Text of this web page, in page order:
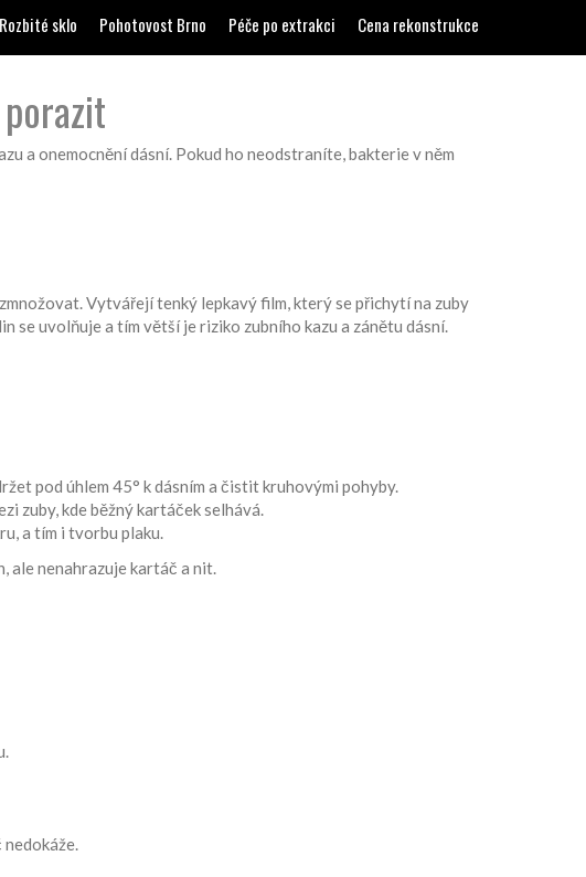
Rozbité sklo Pohotovost Brno Péče po extrakci Cena rekonstrukce
a onemocnění dásní. Pokud ho neodstraníte, bakterie v něm
Vytvářejí tenký lepkavý film, který se přichytí na zuby
se uvolňuje a tím větší je riziko zubního kazu a zánětu dásní.
pod úhlem 45° k dásním a čistit kruhovými pohyby.
zuby, kde běžný kartáček selhává.
a tím i tvorbu plaku.
ale nenahrazuje kartáč a nit.